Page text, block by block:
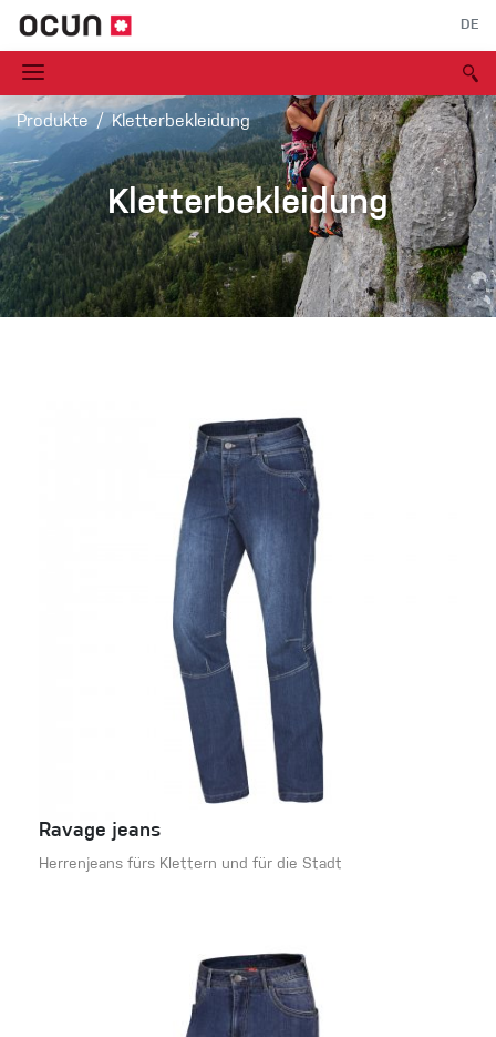
DE
Produkte Kletterbekleidung
Kletterbekleidung
Ravage jeans
Herrenjeans fürs Klettern und für die Stadt